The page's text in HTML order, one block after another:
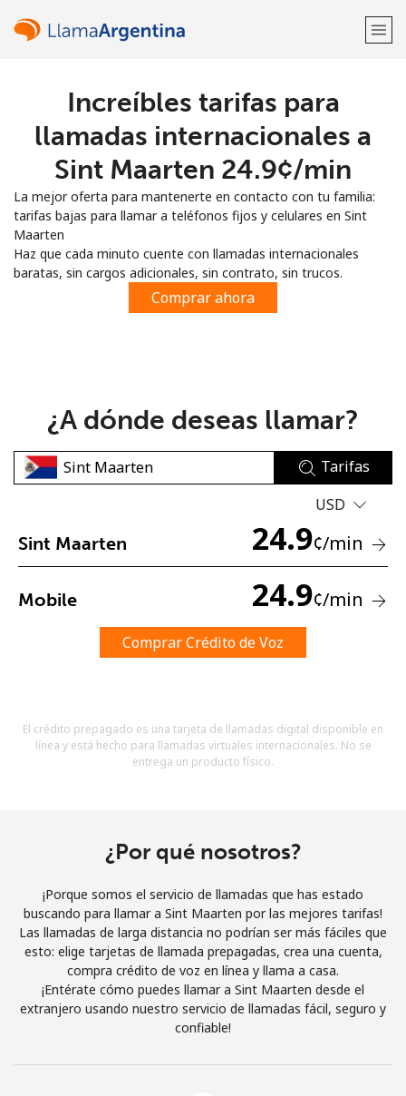
¡Bienvenido!
Regístrate con
o
No se ha creado una contraseña
Una letra mayúscula y una minúscula
Un caracter especial
Términos y condiciones.
Únete
¡Hola!
Increíbles tarifas para
llamadas internacionales a
Sint Maarten ⁦24.9¢⁩/min
La mejor oferta para mantenerte en contacto con tu familia:
tarifas bajas para llamar a teléfonos fijos y celulares en Sint
Maarten
Haz que cada minuto cuente con llamadas internacionales
baratas, sin cargos adicionales, sin contrato, sin trucos.
Comprar ahora
¿A dónde deseas llamar?
Tarifas
USD
Sint Maarten 24.9¢/min
Mobile 24.9¢/min
Comprar Crédito de Voz
El crédito prepagado es una tarjeta de llamadas digital disponible en
línea y está hecho para llamadas virtuales internacionales. No se
entrega un producto físico.
¿Por qué nosotros?
¡Porque somos el servicio de llamadas que has estado
buscando para llamar a Sint Maarten por las mejores tarifas!
Las llamadas de larga distancia no podrían ser más fáciles que
esto: elige tarjetas de llamada prepagadas, crea una cuenta,
compra crédito de voz en línea y llama a casa.
¡Entérate cómo puedes llamar a Sint Maarten desde el
extranjero usando nuestro servicio de llamadas fácil, seguro y
confiable!